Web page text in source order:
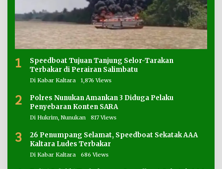
1
Speedboat Tujuan Tanjung Selor-Tarakan
Terbakar di Perairan Salimbatu
Di Kabar Kaltara 1,876 Views
2
Polres Nunukan Amankan 3 Diduga Pelaku
Penyebaran Konten SARA
Di Hukrim, Nunukan 817 Views
3
26 Penumpang Selamat, Speedboat Sekatak AAA
Kaltara Ludes Terbakar
Di Kabar Kaltara 686 Views